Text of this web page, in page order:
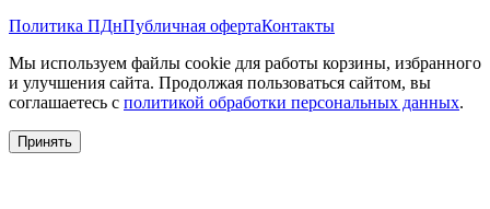
Политика ПДнПубличная офертаКонтакты
Мы используем файлы cookie для работы корзины, избранного
и улучшения сайта. Продолжая пользоваться сайтом, вы
соглашаетесь с политикой обработки персональных данных.
Принять